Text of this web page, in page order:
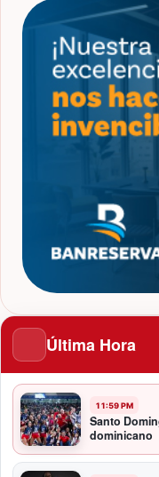
Última Hora
11:59 PM
Santo
dominicano